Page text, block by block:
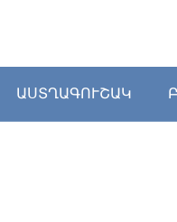
ԱՍՏՂԱԳՈՒՇԱԿ